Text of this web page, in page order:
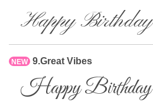
Happy Birthday
NEW 9.Great Vibes
Happy Birthday